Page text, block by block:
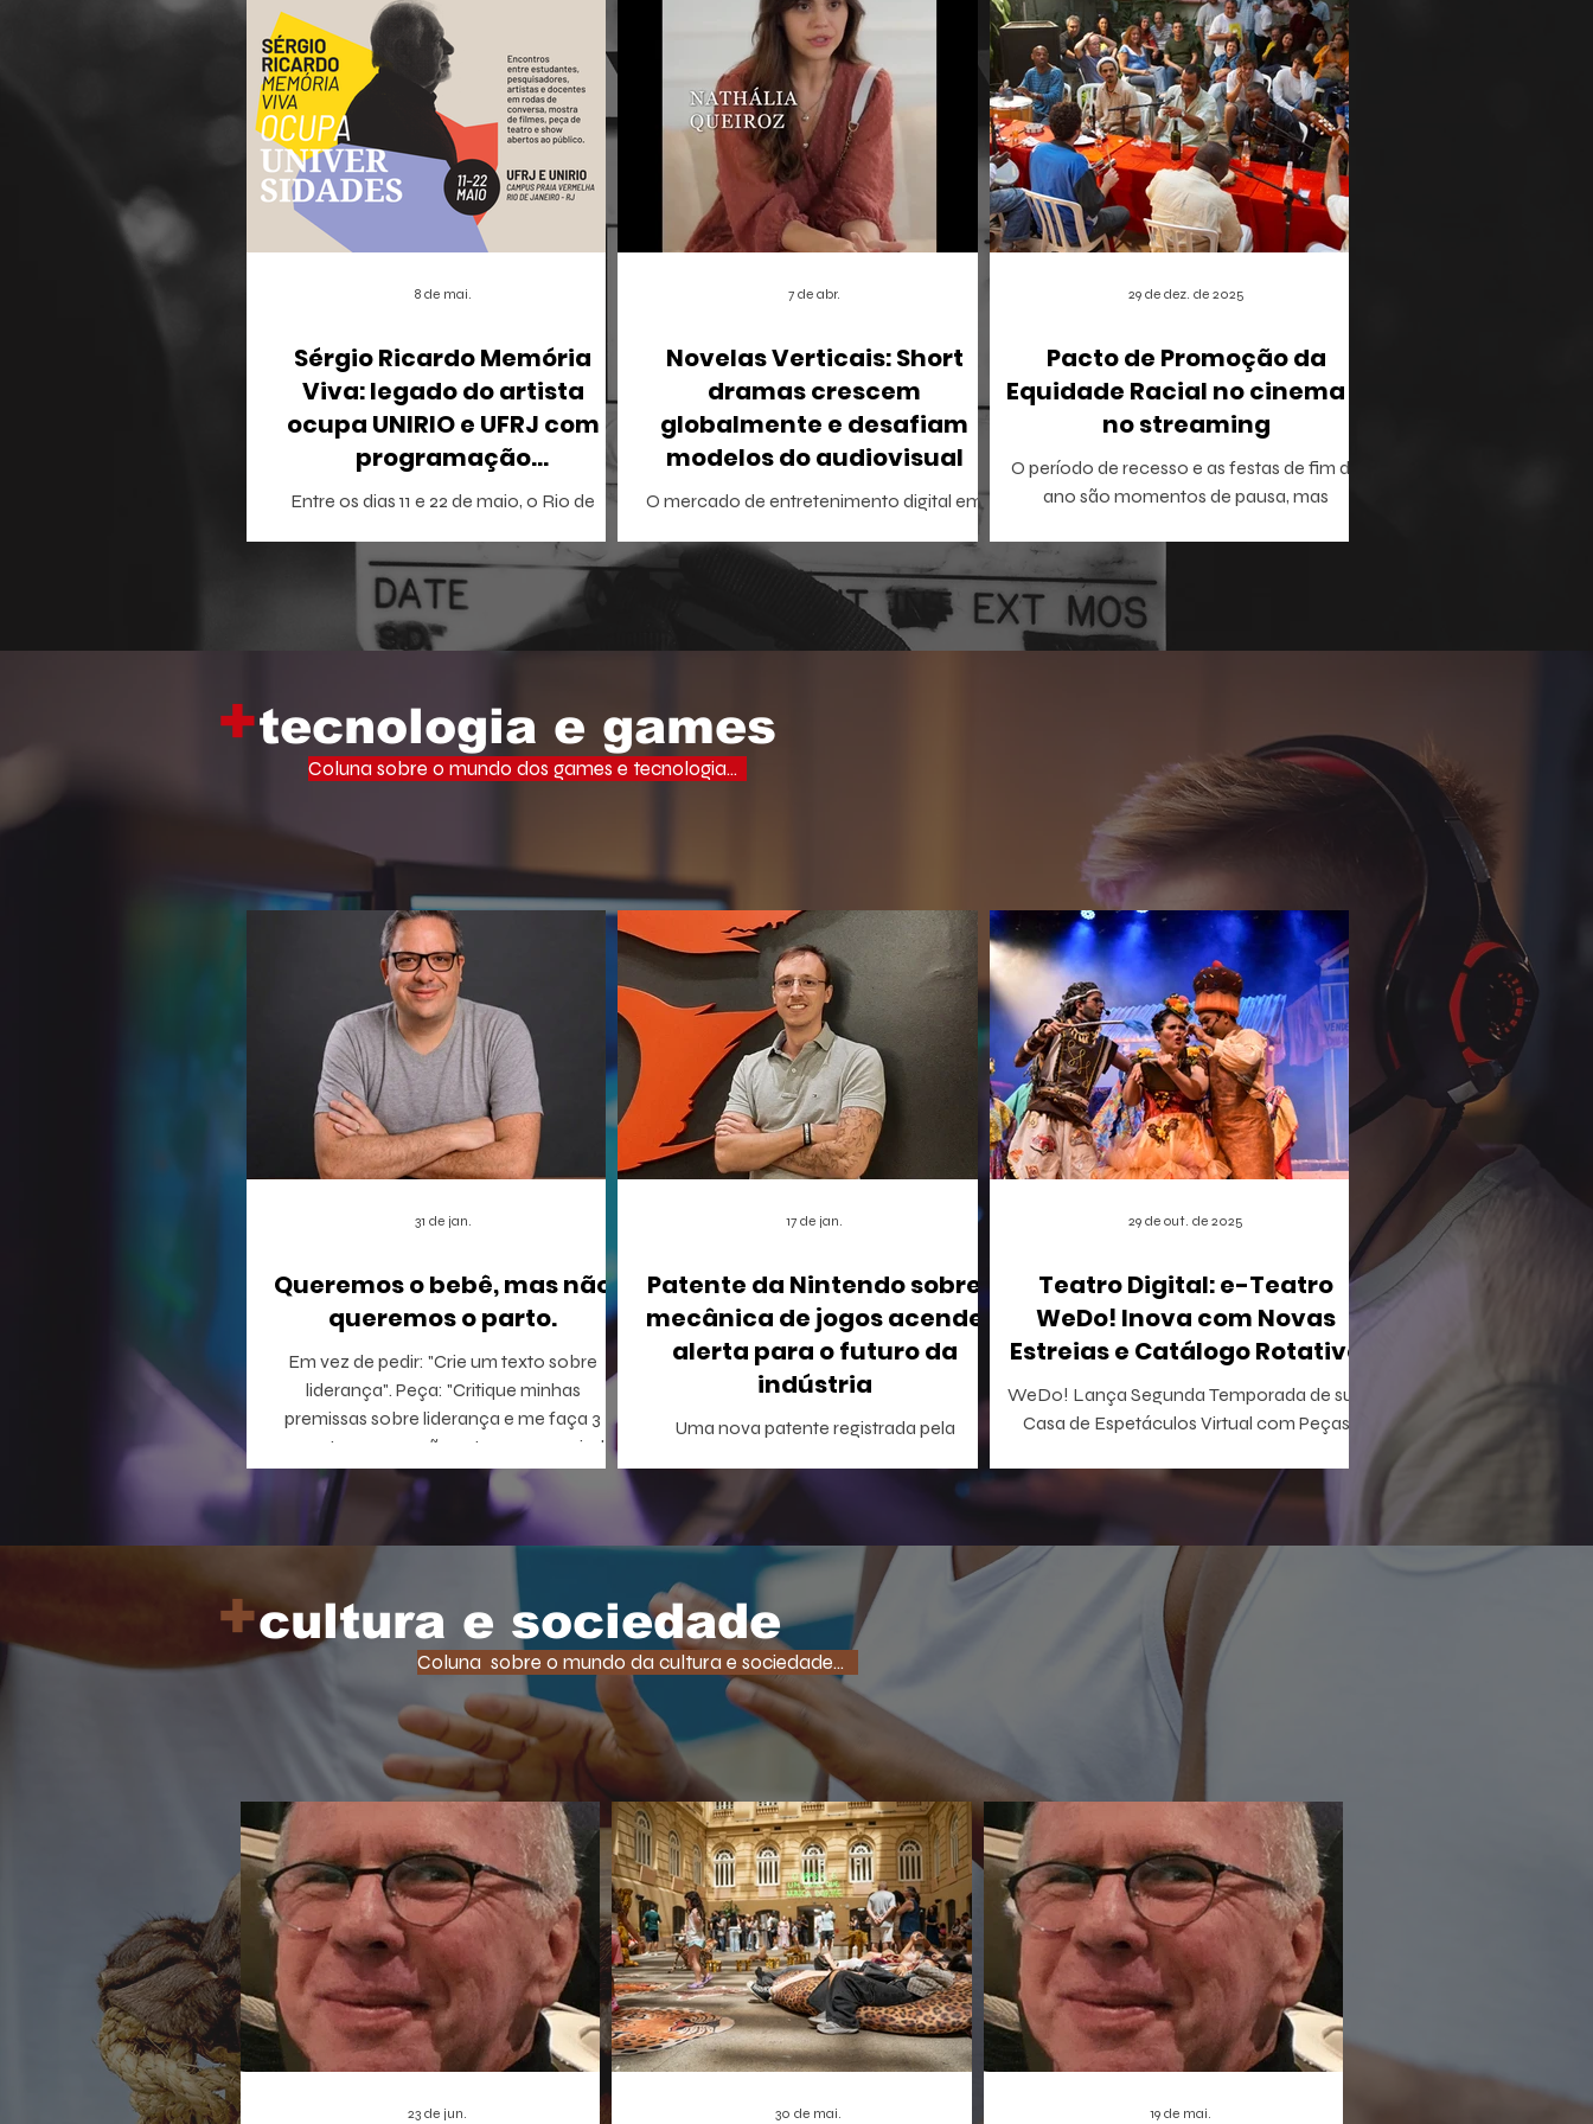
Sérgio Ricardo Memória
Viva: legado do artista
ocupa UNIRIO e UFRJ com
programação
multidisciplinar
Entre os dias 11 e 22 de maio, o Rio de
Memória Viva Ocupa Universidades, uma
iniciativa que leva o vasto acervo e a
filosofia de um dos maiores intelectuais da
cultura brasileira para o centro do debate
8 de mai.
Novelas Verticais: Short
dramas crescem
globalmente e desafiam
modelos do audiovisual
O mercado de entretenimento digital em
o espectador busca narrativas ágeis,
dramáticas e estritamente verticais.
7 de abr.
Pacto de Promoção da
Equidade Racial no cinema e
no streaming
O período de recesso e as festas de fim de
ano são momentos de pausa, mas
aprofundar o repertório sobre temas que
dominam a agenda social e corporativa.
29 de dez. de 2025
+tecnologia e games
Coluna sobre o mundo dos games e tecnologia...
Queremos o bebê, mas não
queremos o parto.
Em vez de pedir: "Crie um texto sobre
liderança". Peça: "Critique minhas
premissas sobre liderança e me faça 3
perguntas que eu não estou conseguindo
responder".
31 de jan.
Patente da Nintendo sobre
mecânica de jogos acende
alerta para o futuro da
indústria
Uma nova patente registrada pela
causando um rebuliço no mundo dos
games. A empresa conseguiu o registro de
uma mecânica de invocação de
personagens secundários durante o jogo,
uma função super comum em RPGs e
jogos de ação. A medida, que pode afetar o
desenvolvimento de centenas de futuros
títulos, é vista como um risco,
especialmente para os estúdios
independentes.
17 de jan.
Teatro Digital: e-Teatro
WeDo! Inova com Novas
Estreias e Catálogo Rotativo
WeDo! Lança Segunda Temporada de sua
Casa de Espetáculos Virtual com Peças
A WeDo! Entretenimento acaba de apertar
o play em uma nova fase do e-Teatro
WeDo! , a primeira casa de espetáculos
virtual e gamificada do mundo. Esta nova
temporada não só reforça a proposta de
democratização da cultura digital, como
também estreia duas produções que
prometem dar o que falar: o musical infantil
A Borboleta Sem Asas e a homenagem
nortista
29 de out. de 2025
+cultura e sociedade
Coluna sobre o mundo da cultura e sociedade...
23 de jun. 30 de mai. 19 de mai.